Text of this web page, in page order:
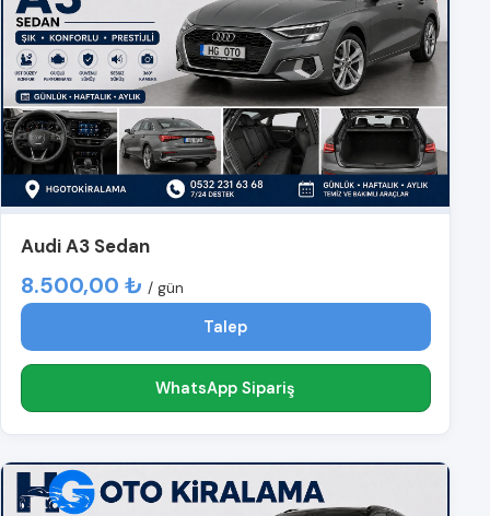
Audi A3 Sedan
8.500,00 ₺ / gün
Talep
WhatsApp Sipariş